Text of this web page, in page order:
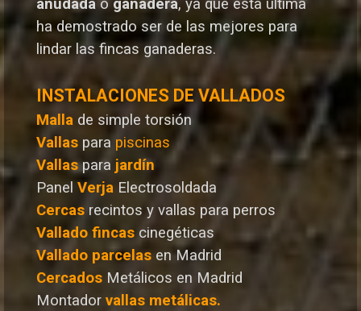
anudada o ganadera, ya que esta última
ha demostrado ser de las mejores para
lindar las fincas ganaderas.
INSTALACIONES DE VALLADOS
Malla de simple torsión
Vallas para piscinas
Vallaspara jardín
Panel Verja Electrosoldada
Cercas recintos y vallas para perros
Vallado fincas cinegéticas
Vallado parcelas en Madrid
Cercados Metálicos en Madrid
Montador vallas metálicas.